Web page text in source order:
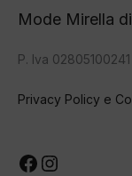
Mode Mirella
P. Iva 02805100241
Privacy Policy e
Facebook
Instagram